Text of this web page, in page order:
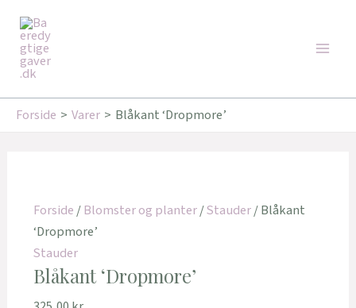
indholdet
Forside Varer Blåkant ‘Dropmore’
Forside/Blomster og planter/Stauder/ Blåkant
‘Dropmore’
Stauder
Blåkant ‘Dropmore’
Tilbud!
Tilbud!
239,00 kr..160,00 kr..